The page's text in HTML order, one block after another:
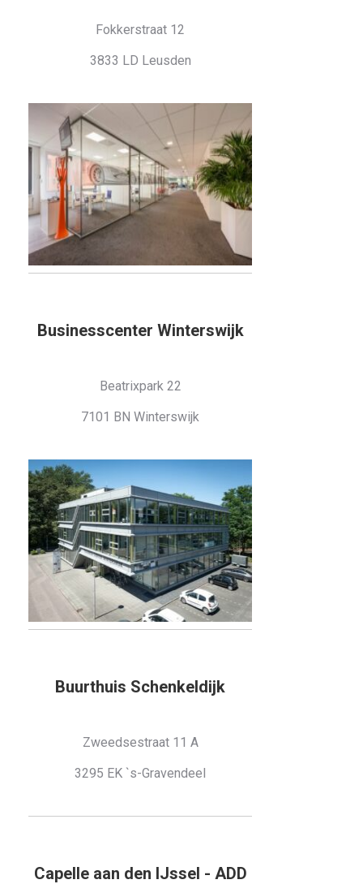
Fokkerstraat 12
3833 LD Leusden
Businesscenter Winterswijk
Beatrixpark 22
7101 BN Winterswijk
Buurthuis Schenkeldijk
Zweedsestraat 11 A
3295 EK `s-Gravendeel
Capelle aan den IJssel - ADD